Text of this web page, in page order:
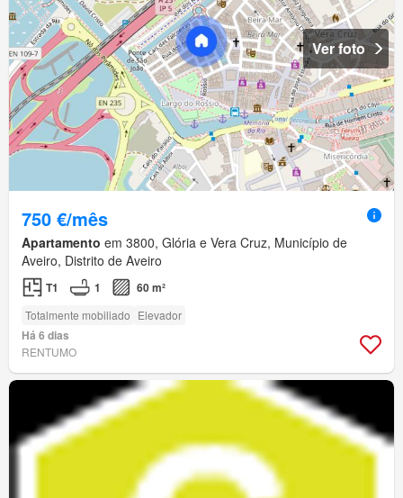
Ver foto
750 €/mês
Apartamento em 3800, Glória e Vera Cruz, Município de
Aveiro, Distrito de Aveiro
T1 1 60 m²
Totalmente mobiliado Elevador
Há 6 dias
RENTUMO